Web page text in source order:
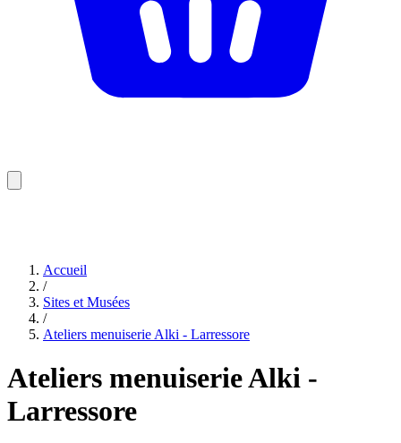
Accueil
/
Sites et Musées
/
Ateliers menuiserie Alki - Larressore
Ateliers menuiserie Alki -
Larressore